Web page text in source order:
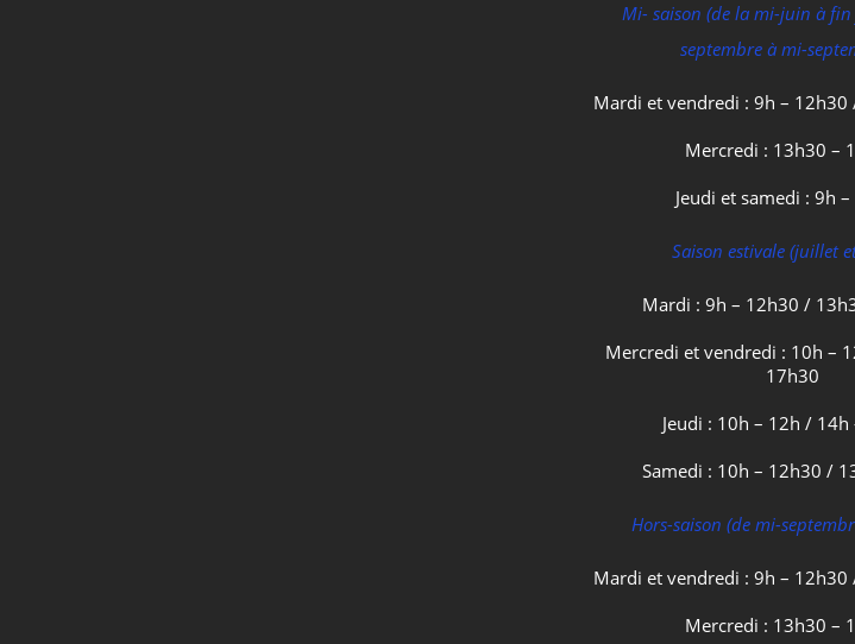
Mi- saison (de la mi-juin à
septembre à mi-
Mardi et vendredi : 9h –
Mercredi : 13h30 –
Jeudi et samedi : 9h
Saison estivale (juillet
Mardi : 9h – 12h30 /
Mercredi et vendredi : 10h –
17h30
Jeudi : 10h – 12h / 14h
Samedi : 10h – 12h30 /
Hors-saison (de mi-
Mardi et vendredi : 9h –
Mercredi : 13h30 –